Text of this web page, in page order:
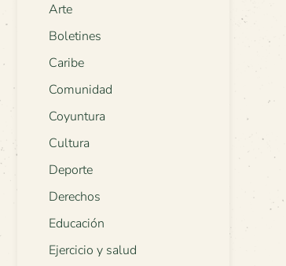
Arte
Boletines
Caribe
Comunidad
Coyuntura
Cultura
Deporte
Derechos
Educación
Ejercicio y salud